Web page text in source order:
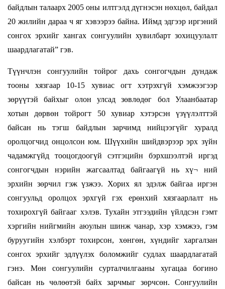
байдлын талаарх 2005 оны илтгэлд дүгнэсэн нөхцөл, байдал
20 жилийн дараа ч яг хэвээрээ байна. Иймд эдгээр иргэний
сонгох эрхийг хангах сонгуулийн хувилбарт зохицуулалт
шаардлагатай” гэв.
Түүнчлэн сонгуулийн тойрог дахь сонгогчдын дундаж
тооны хязгаар 10-15 хувиас огт хэтрэхгүй хэмжээгээр
зөрүүтэй байхыг олон улсад зөвлөдөг бол Улаанбаатар
хотын дөрвөн тойрогт 50 хувиар хэтэрсэн үзүүлэлттэй
байсан нь тэгш байдлын зарчимд нийцээгүйг хуралд
оролцогчид онцолсон юм. Шүүхийн шийдвэрээр эрх зүйн
чадамжгүйд тооцогдоогүй сэтгэцийн бэрхшээлтэй иргэд
сонгогчдын нэрийн жагсаалтад байгаагүй нь хү¬ ний
эрхийн зөрчил гэж үзжээ. Хорих ял эдэлж байгаа иргэн
сонгуульд оролцох эрхгүй гэх ерөнхий хязгаарлалт нь
тохирохгүй байгааг хэлэв. Тухайн этгээдийн үйлдсэн гэмт
хэргийн нийгмийн аюулын шинж чанар, хэр хэмжээ, гэм
буруугийн хэлбэрт тохирсон, хөнгөн, хүндийг харгалзан
сонгох эрхийг эдлүүлэх боломжийг судлах шаардлагатай
гэнэ. Мөн сонгуулийн сурталчилгааны хугацаа богино
байсан нь чөлөөтэй байх зарчмыг зөрчсөн. Сонгуулийн